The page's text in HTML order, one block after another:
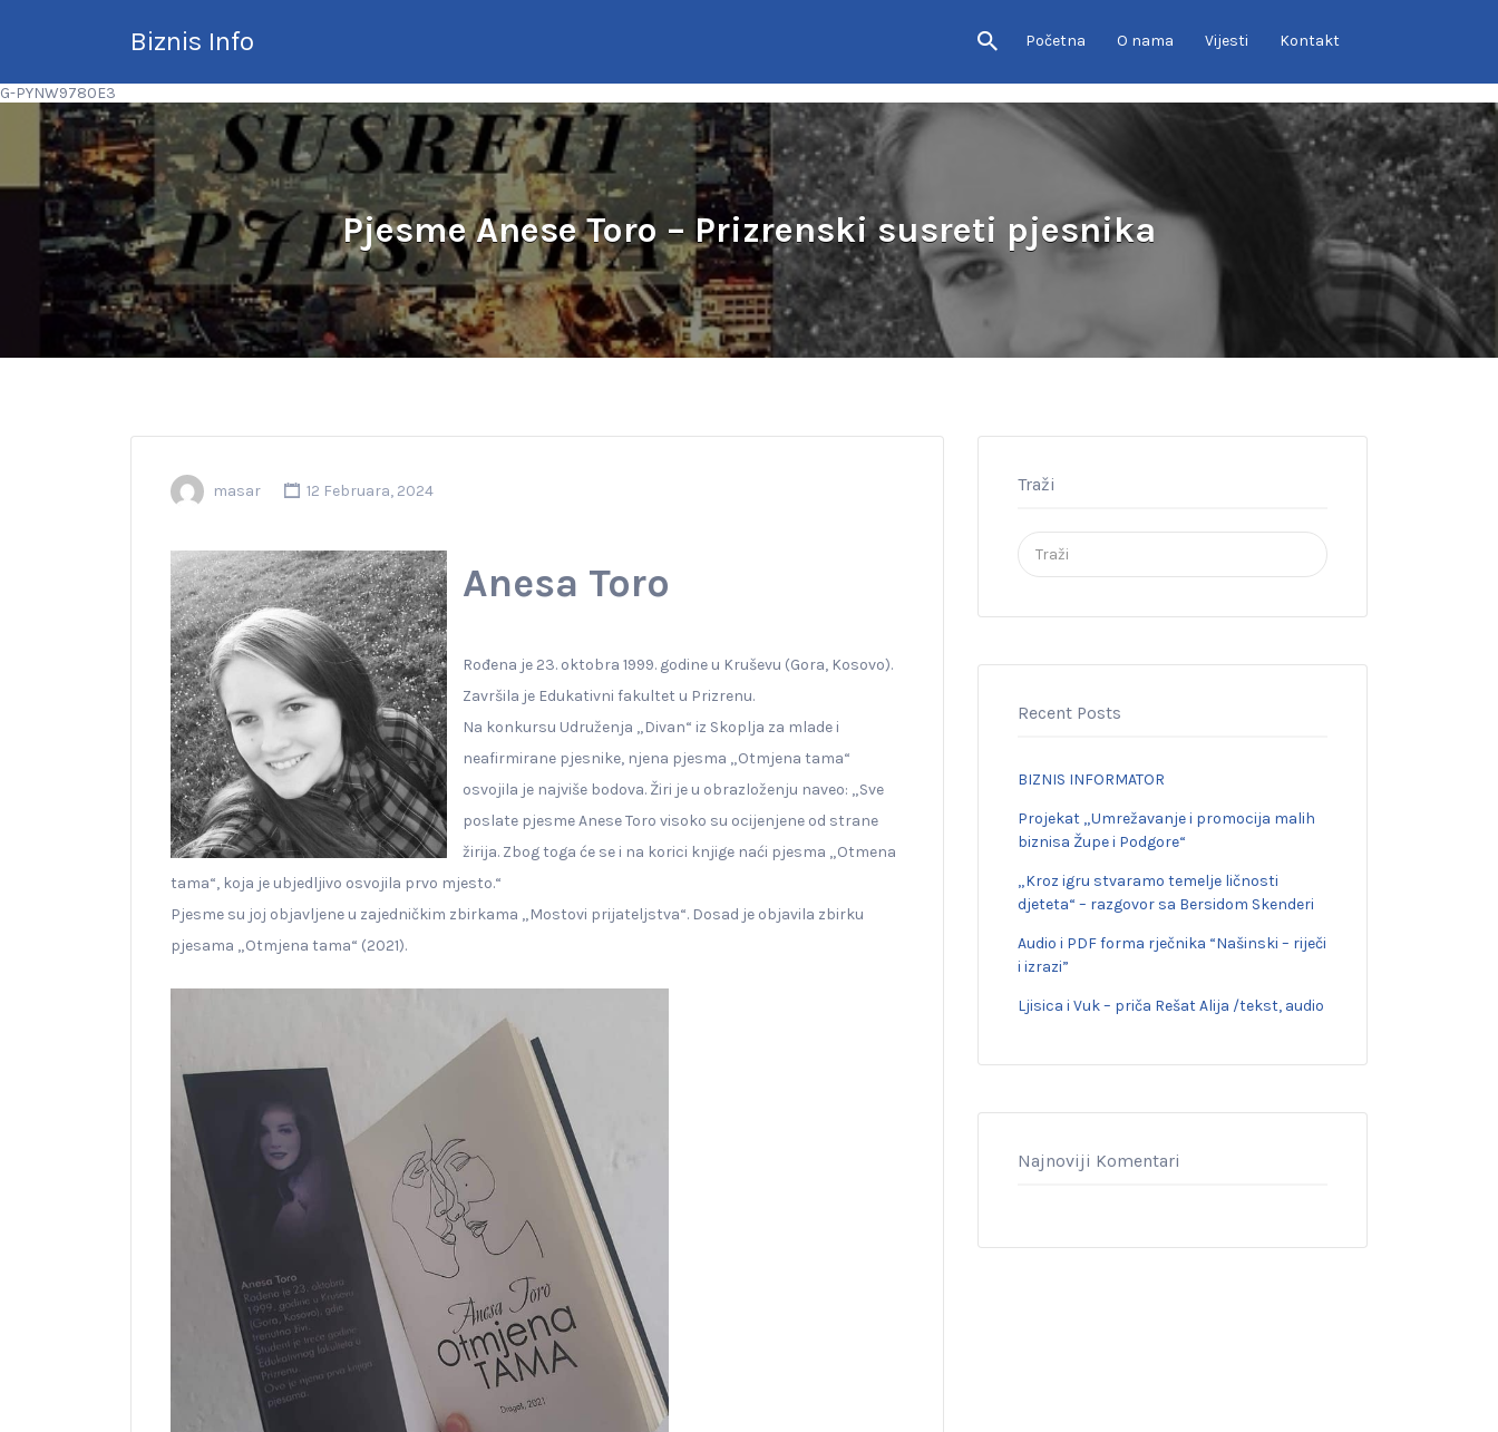
G-PYNW9780E3
Biznis Info
Brže vašem klijentu
Početna O nama Vijesti Kontakt
for:
Pjesme Anese Toro – Prizrenski susreti pjesnika
masar 12 Februara, 2024
Anesa Toro
Rođena je 23. oktobra 1999. godine u Kruševu (Gora, Kosovo).
Završila je Edukativni fakultet u Prizrenu.
Na konkursu Udruženja „Divan“ iz Skoplja za mlade i
neafirmirane pjesnike, njena pjesma „Otmjena tama“
osvojila je najviše bodova. Žiri je u obrazloženju naveo: „Sve
poslate pjesme Anese Toro visoko su ocijenjene od strane
žirija. Zbog toga će se i na korici knjige naći pjesma „Otmena
tama“, koja je ubjedljivo osvojila prvo mjesto.“
Pjesme su joj objavljene u zajedničkim zbirkama „Mostovi prijateljstva“. Dosad je objavila zbirku
pjesama „Otmjena tama“ (2021).
Traži
Search
for:
Recent Posts
BIZNIS INFORMATOR
Projekat „Umrežavanje i promocija malih
biznisa Župe i Podgore“
„Kroz igru stvaramo temelje ličnosti
djeteta“ – razgovor sa Bersidom Skenderi
Audio i PDF forma rječnika “Našinski – riječi
i izrazi”
Ljisica i Vuk – priča Rešat Alija /tekst, audio
Najnoviji Komentari